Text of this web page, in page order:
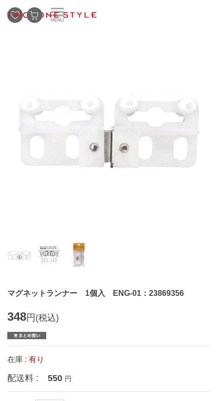
マグネットランナー 1個入 ENG-01：23869356
348円 (税込)
在庫 : 有り
配送料 : 550 円